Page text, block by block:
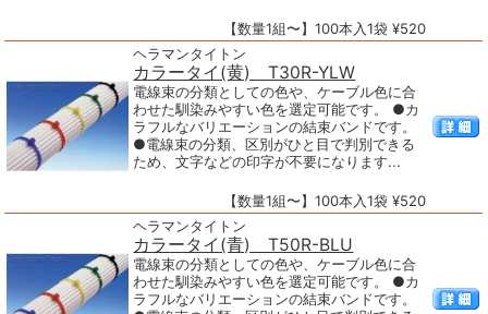
【数量1組〜】100本入1袋 ¥520
ヘラマンタイトン
カラータイ(黄) T30R-YLW
電線束の分類としての色や、ケーブル色に合
わせた馴染みやすい色を選定可能です。 ●カ
ラフルなバリエーションの結束バンドです。
●電線束の分類、区別がひと目で判別できる
ため、文字などの印字が不要になります...
【数量1組〜】100本入1袋 ¥520
ヘラマンタイトン
カラータイ(青) T50R-BLU
電線束の分類としての色や、ケーブル色に合
わせた馴染みやすい色を選定可能です。 ●カ
ラフルなバリエーションの結束バンドです。